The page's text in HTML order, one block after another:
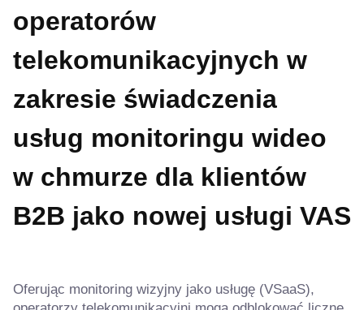
operatorów
telekomunikacyjnych w
zakresie świadczenia
usług monitoringu wideo
w chmurze dla klientów
B2B jako nowej usługi VAS
Oferując monitoring wizyjny jako usługę (VSaaS),